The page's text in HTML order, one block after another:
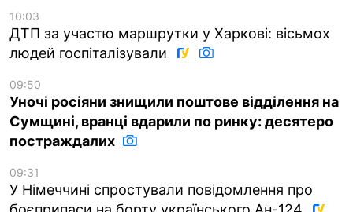
10:03
ДТП за участю маршрутки у Харкові: вісьмох
людей госпіталізували
09:50
Уночі росіяни знищили поштове відділення на
Сумщині, вранці вдарили по ринку: десятеро
постраждалих
09:31
У Німеччині спростували повідомлення про